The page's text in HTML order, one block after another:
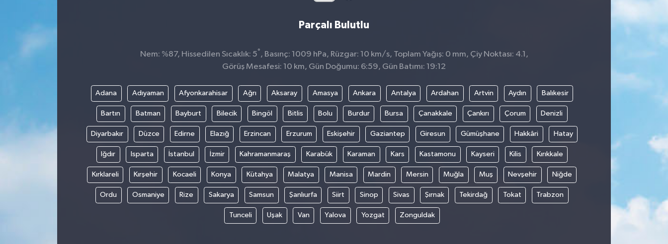
Parçalı Bulutlu
Nem: %87, Hissedilen Sıcaklık: 5° , Basınç: 1009 hPa, Rüzgar: 10 km/s, Toplam Yağış: 0 mm, Çiy Noktası: 4.1,
Görüş Mesafesi: 10 km, Gün Doğumu: 6:59, Gün Batımı: 19:12
Adana Adıyaman Afyonkarahisar Ağrı Aksaray Amasya Ankara Antalya Ardahan Artvin Aydın Balıkesir
Bartın Batman Bayburt Bilecik Bingöl Bitlis Bolu Burdur Bursa Çanakkale Çankırı Çorum Denizli
Diyarbakır Düzce Edirne Elazığ Erzincan Erzurum Eskişehir Gaziantep Giresun Gümüşhane Hakkâri Hatay
Iğdır Isparta İstanbul İzmir Kahramanmaraş Karabük Karaman Kars Kastamonu Kayseri Kilis Kırıkkale
Kırklareli Kırşehir Kocaeli Konya Kütahya Malatya Manisa Mardin Mersin Muğla Muş Nevşehir Niğde
Ordu Osmaniye Rize Sakarya Samsun Şanlıurfa Siirt Sinop Sivas Şırnak Tekirdağ Tokat Trabzon
Tunceli Uşak Van Yalova Yozgat Zonguldak
PROJELER İNGİLİZCE
YEREL MEDYA RAPORU